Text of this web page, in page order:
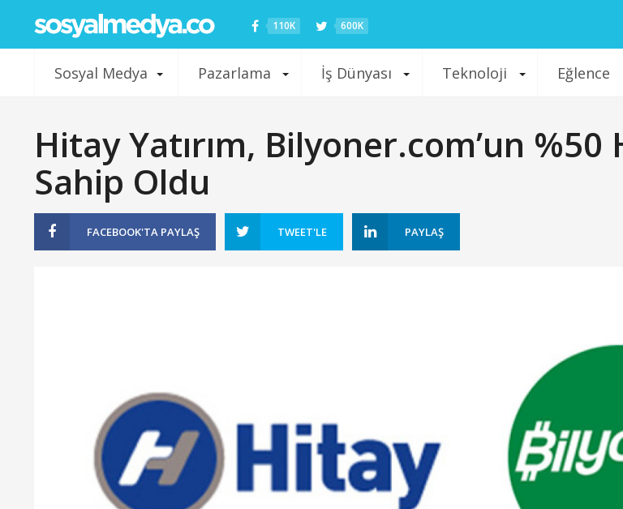
110K 600K
Sosyal Medya Pazarlama İş Dünyası Teknoloji Eğlence
Hitay Yatırım, Bilyoner.com’un %50
Sahip Oldu
FACEBOOK'TA PAYLAŞ TWEET'LE PAYLAŞ